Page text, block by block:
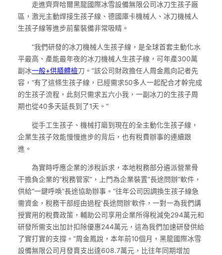
走進齊齊哈爾黑龍國際冰雪設備無限公司冰刀生孩子廠
區，激光主動焊接生孩子線、德國庫卡機械人、冰刀機械人
生孩子線等進步前輩裝備非常吸睛。
“我們研發的冰刀機械人生孩子線，是全球首套主動化水
平最高、產能最年夜的冰刀機械人生孩子線，可年產300萬
副冰一般+供膳體檢刀。”該公司財政擔任人周金鳳向記者先
容，“有了這條生孩子線，已經需求50多人一起配合才幹完成
的生孩子流程，此刻只需求五六小我，一副冰刀的生孩子周
期也從40多天延長到了1天。”
從手工生孩子、機械打磨到現在的全主動化生孩子線，
企業生孩子效能慢慢進步的背后，也有稅費辦事的連續跟
進。
為實時呼應企業的涉稅訴求，本地稅務部分遴派營業骨
干擔負企業的“稅務管家”，上門為企業裝置“長途問辦”軟件，
供給“一鍵呼喚”長途協助辦事。“往年公司因調換生孩子線急
需資金，稅務干部經由過程‘長途問辦’軟件，一對一為我們講
授實用的稅費政策，輔助公司享用企業所得稅減免294萬元和
研發所需支出加計扣除優惠244萬元，這為我們加速研發供給
了實打實的支撐。”周金鳳說，本年前10個月，黑龍國際冰雪
設備無限公司月發賣支出達608.7萬元，比往年同期增加